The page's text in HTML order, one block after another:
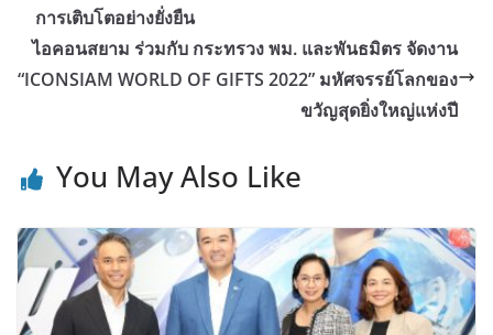
การเติบโตอย่างยั่งยืน
ไอคอนสยาม ร่วมกับ กระทรวง พม. และพันธมิตร จัดงาน
“ICONSIAM WORLD OF GIFTS 2022” มหัศจรรย์โลกของ
ขวัญสุดยิ่งใหญ่แห่งปี
You May Also Like